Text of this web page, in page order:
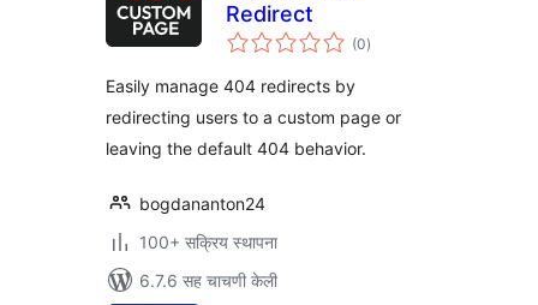
Redirect
(0एकूण
मूल्यांकन
)
Easily manage 404 redirects by
redirecting users to a custom page or
leaving the default 404 behavior.
bogdananton24
100+ सक्रिय स्थापना
6.7.6 सह चाचणी केली